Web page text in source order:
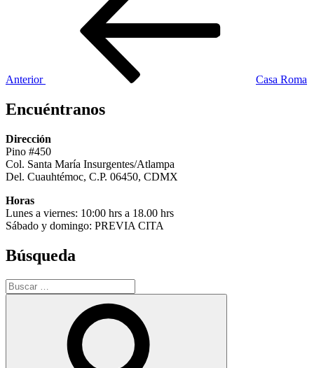
Anterior Casa Roma
Encuéntranos
Dirección
Pino #450
Col. Santa María Insurgentes/Atlampa
Del. Cuauhtémoc, C.P. 06450, CDMX
Horas
Lunes a viernes: 10:00 hrs a 18.00 hrs
Sábado y domingo: PREVIA CITA
Búsqueda
Buscar
por: